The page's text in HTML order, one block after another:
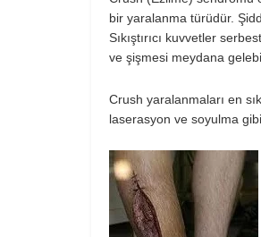
bir yaralanma türüdür.
Sıkıştırıcı kuvvetler
ve şişmesi meydana
Crush yaralanmaları en
laserasyon ve soyulma